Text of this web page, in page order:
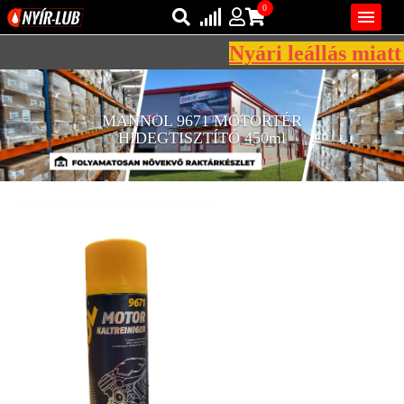
REGISZTRÁCIÓ
VISZKOZITÁSOK

Bejelentkezés
Regisztráció
0
AZ ÖN KOSARA ÜRES
Nyári leállás miatt
MANNOL 9671 MOTORTÉR
HIDEGTISZTÍTÓ 450ml